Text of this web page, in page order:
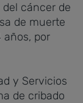
cáncer de
de muerte
años, por
y Servicios
de cribado